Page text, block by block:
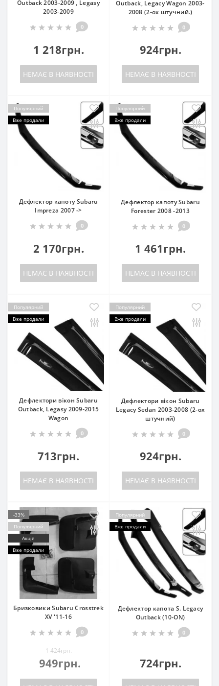
Outback 2003-2009 , Legasy
2003-2009
0
1 218грн.
НЕМАЄ В НАЯВНОСТІ
Outback, Legacy Wagon 2003-
2008 (2-ох штучний.)
0
924грн.
НЕМАЄ В НАЯВНОСТІ
Популярний
Вже продали
Дефлектор капоту Subaru
Impreza 2007 ->
0
2 170грн.
НЕМАЄ В НАЯВНОСТІ
Популярний
Вже продали
Дефлектор капоту Subaru
Forester 2008 -2013
0
1 461грн.
НЕМАЄ В НАЯВНОСТІ
Популярний
Вже продали
Дефлектори вікон Subaru
Outback, Legasy 2009-2015
Wagon
0
713грн.
НЕМАЄ В НАЯВНОСТІ
Популярний
Вже продали
Дефлектори вікон Subaru
Legacy Sedan 2003-2008 (2-ох
штучний)
0
924грн.
НЕМАЄ В НАЯВНОСТІ
-33%
Популярний
Акція
Вже продали
Бризковики Subaru Crosstrek
XV '11-16
0
1 424грн.
949грн.
Популярний
Вже продали
Дефлектор капота S. Legacy
Outback (10-ON)
0
724грн.